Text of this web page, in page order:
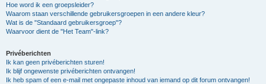
Hoe word ik een groepsleider?
Waarom staan verschillende gebruikersgroepen in een andere kleur?
Wat is de "Standaard gebruikersgroep"?
Waarvoor dient de "Het Team"-link?
Privéberichten
Ik kan geen privéberichten sturen!
Ik blijf ongewenste privéberichten ontvangen!
Ik heb spam of een e-mail met ongepaste inhoud van iemand op dit forum ontvangen!